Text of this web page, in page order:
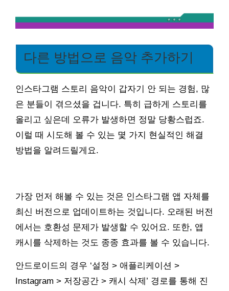
다른 방법으로 음악 추가하기
인스타그램 스토리 음악이 갑자기 안 되는 경험, 많
은 분들이 겪으셨을 겁니다. 특히 급하게 스토리를
올리고 싶은데 오류가 발생하면 정말 당황스럽죠.
이럴 때 시도해 볼 수 있는 몇 가지 현실적인 해결
방법을 알려드릴게요.
가장 먼저 해볼 수 있는 것은 인스타그램 앱 자체를
최신 버전으로 업데이트하는 것입니다. 오래된 버전
에서는 호환성 문제가 발생할 수 있어요. 또한, 앱
캐시를 삭제하는 것도 종종 효과를 볼 수 있습니다.
안드로이드의 경우 ‘설정 > 애플리케이션 >
Instagram > 저장공간 > 캐시 삭제’ 경로를 통해 진